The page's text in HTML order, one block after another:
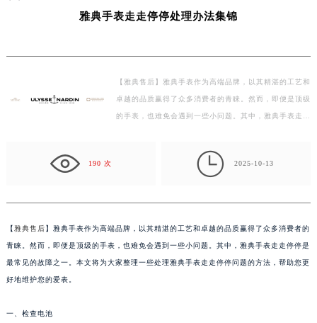
雅典手表走走停停处理办法集锦
【雅典售后】雅典手表作为高端品牌，以其精湛的工艺和
卓越的品质赢得了众多消费者的青睐。然而，即便是顶级
的手表，也难免会遇到一些小问题。其中，雅典手表走走
190 次  2025-10-13
【 雅典售后 】雅典手表作为高端品牌，以其精湛的工艺和卓越的品质赢得了众多消费者的
青睐。然而，即便是顶级的手表，也难免会遇到一些小问题。其中，雅典手表走走停停是
最常见的故障之一。本文将为大家整理一些处理雅典手表走走停停问题的方法，帮助您更
好地维护您的爱表。
一、检查电池